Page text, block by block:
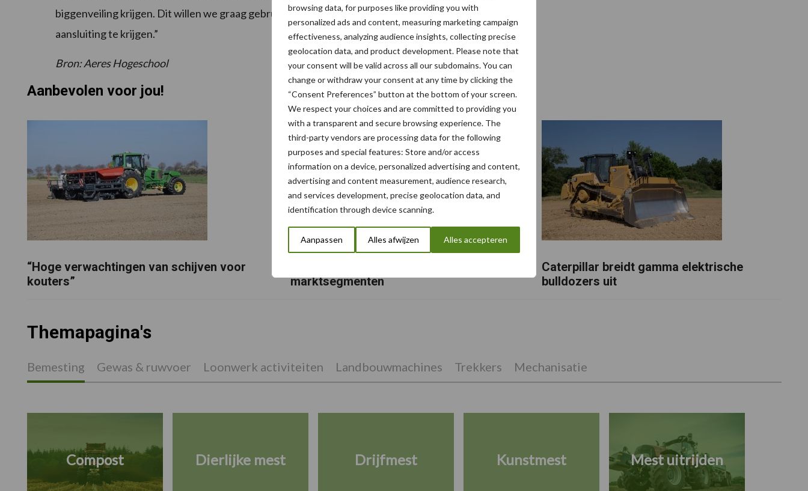
browsing data, for purposes like providing you with
personalized ads and content, measuring marketing campaign
effectiveness, analyzing audience insights, collecting precise
geolocation data, and product development. Please note that
your consent will be valid across all our subdomains. You can
change or withdraw your consent at any time by clicking the
“Consent Preferences” button at the bottom of your screen.
We respect your choices and are committed to providing you
with a transparent and secure browsing experience. The
third-party vendors are processing data for the following
purposes and special features: Store and/or access
information on a device, personalized advertising and content,
advertising and content measurement, audience research,
and services development, precise geolocation data, and
identification through device scanning.
Aanpassen Alles afwijzen Alles accepteren
biggenveiling krijgen. Dit willen we graag gebruiken om juist met de jongere generatie meer
aansluiting te krijgen.”
Bron: Aeres Hogeschool
Aanbevolen voor jou!
“Hoge verwachtingen van schijven voor
kouters”
marktsegmenten
Caterpillar breidt gamma elektrische
bulldozers uit
Themapagina's
Bemesting Gewas & ruwvoer Loonwerk activiteiten Landbouwmachines Trekkers Mechanisatie
Compost Dierlijke mest Drijfmest Kunstmest Mest uitrijden